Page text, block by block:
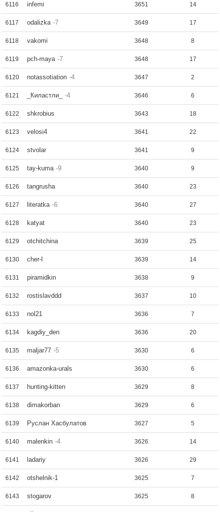
6116 infemi 3651 14
6117 odalizka -7 3649 17
6118 vakomi 3648 8
6119 pch-maya -7 3648 17
6120 notassotiation -4 3647 2
6121 _Киластли_ -4 3646 6
6122 shkrobius 3643 18
6123 velosi4 3641 22
6124 stvolar 3641 9
6125 tay-kuma -9 3640 9
6126 tangrusha 3640 23
6127 literatka -6 3640 27
6128 katyat 3640 23
6129 otchitchina 3639 25
6130 cher-l 3639 14
6131 piramidkin 3638 9
6132 rostislavddd 3637 10
6133 nol21 3636 7
6134 kagdiy_den 3636 20
6135 maljar77 -5 3630 6
6136 amazonka-urals 3630 6
6137 hunting-kitten 3629 8
6138 dimakorban 3629 6
6139 Руслан Хасбулатов 3627 5
6140 malenkin -4 3626 14
6141 ladariy 3626 29
6142 otshelnik-1 3625 7
6143 stogarov 3625 8